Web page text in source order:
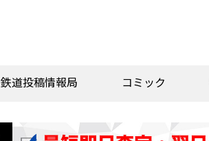
鉄道投稿情報局 コミック